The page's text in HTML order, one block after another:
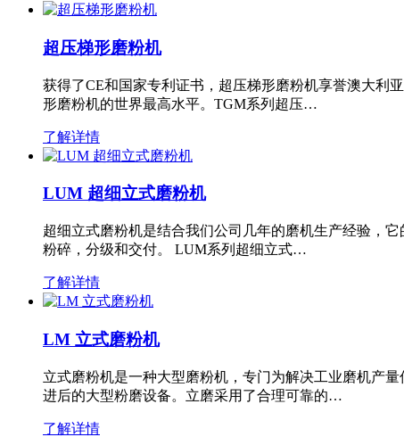
超压梯形磨粉机
获得了CE和国家专利证书，超压梯形磨粉机享誉澳大利
形磨粉机的世界最高水平。TGM系列超压…
了解详情
LUM 超细立式磨粉机
超细立式磨粉机是结合我们公司几年的磨机生产经验，
粉碎，分级和交付。 LUM系列超细立式…
了解详情
LM 立式磨粉机
立式磨粉机是一种大型磨粉机，专门为解决工业磨机产
进后的大型粉磨设备。立磨采用了合理可靠的…
了解详情